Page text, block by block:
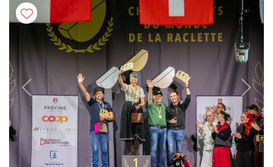
Previous Next